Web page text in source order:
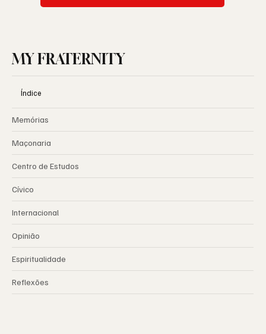
MY FRATERNITY
Índice
Memórias
Maçonaria
Centro de Estudos
Cívico
Internacional
Opinião
Espiritualidade
Reflexões